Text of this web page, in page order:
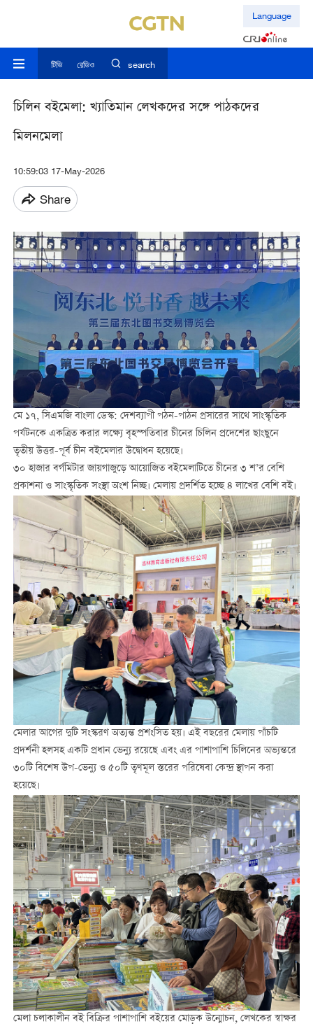
Language
টিভি রেডিও search
চিলিন বইমেলা: খ্যাতিমান লেখকদের সঙ্গে পাঠকদের
মিলনমেলা
10:59:03 17-May-2026
Share
মে ১৭, সিএমজি বাংলা ডেস্ক: দেশব্যাপী পঠন-পাঠন প্রসারের সাথে সাংস্কৃতিক
পর্যটনকে একত্রিত করার লক্ষ্যে বৃহস্পতিবার চীনের চিলিন প্রদেশের ছাংছুনে
তৃতীয় উত্তর-পূর্ব চীন বইমেলার উদ্বোধন হয়েছে।
৩০ হাজার বর্গমিটার জায়গাজুড়ে আয়োজিত বইমেলাটিতে চীনের ৩ শ’র বেশি
প্রকাশনা ও সাংস্কৃতিক সংস্থা অংশ নিচ্ছ। মেলায় প্রদর্শিত হচ্ছে ৪ লাখের বেশি বই।
মেলার আগের দুটি সংস্করণ অত্যন্ত প্রশংসিত হয়। এই বছরের মেলায় পাঁচটি
প্রদর্শনী হলসহ একটি প্রধান ভেন্যু রয়েছে এবং এর পাশাপাশি চিলিনের অভ্যন্তরে
৩০টি বিশেষ উপ-ভেন্যু ও ৫০টি তৃণমূল স্তরের পরিষেবা কেন্দ্র স্থাপন করা
হয়েছে।
মেলা চলাকালীন বই বিক্রির পাশাপাশি বইয়ের মোড়ক উন্মোচন, লেখকের স্বাক্ষর